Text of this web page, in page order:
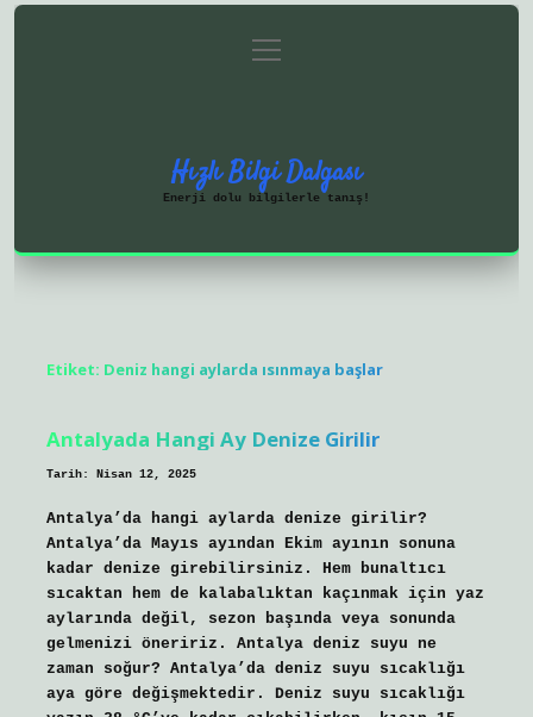
Gizlilik Politikası
menüyü
aç
Hızlı Bilgi Dalgası
Enerji dolu bilgilerle tanış!
Etiket: Deniz hangi aylarda ısınmaya başlar
Antalyada Hangi Ay Denize Girilir
Tarih: Nisan 12, 2025
Antalya’da hangi aylarda denize girilir?
Antalya’da Mayıs ayından Ekim ayının sonuna
kadar denize girebilirsiniz. Hem bunaltıcı
sıcaktan hem de kalabalıktan kaçınmak için yaz
aylarında değil, sezon başında veya sonunda
gelmenizi öneririz. Antalya deniz suyu ne
zaman soğur? Antalya’da deniz suyu sıcaklığı
aya göre değişmektedir. Deniz suyu sıcaklığı